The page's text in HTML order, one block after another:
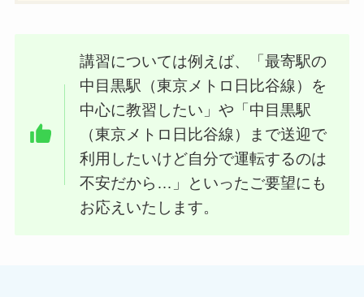
講習については例えば、「最寄駅の
中目黒駅（東京メトロ日比谷線）を
中心に教習したい」や「中目黒駅
（東京メトロ日比谷線）まで送迎で
利用したいけど自分で運転するのは
不安だから…」といったご要望にも
お応えいたします。